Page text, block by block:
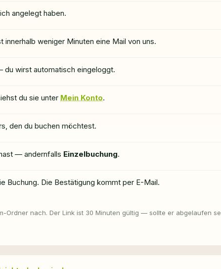
angelegt haben.
innerhalb weniger Minuten eine Mail von uns.
du wirst automatisch eingeloggt.
du sie unter Mein Konto.
den du buchen möchtest.
— andernfalls Einzelbuchung.
Buchung. Die Bestätigung kommt per E-Mail.
Ordner nach. Der Link ist 30 Minuten gültig — sollte er abgelaufen